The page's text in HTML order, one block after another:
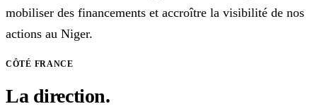
mobiliser des financements et accroître la visibilité de nos
actions au Niger.
CÔTÉ FRANCE
La direction.